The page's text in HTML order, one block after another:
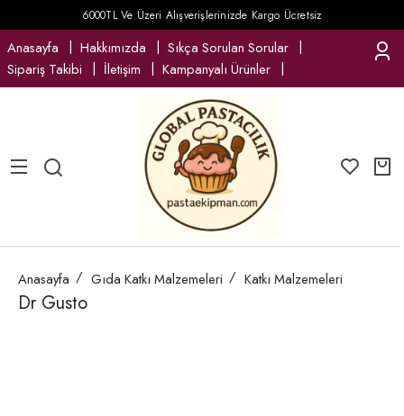
6000TL Ve Üzeri Alışverişlerinizde Kargo Ücretsiz
Anasayfa Hakkımızda
Sıkça Sorulan Sorular
Sipariş Takibi
İletişim Kampanyalı Ürünler
Anasayfa Gıda Katkı Malzemeleri Katkı Malzemeleri
Dr Gusto